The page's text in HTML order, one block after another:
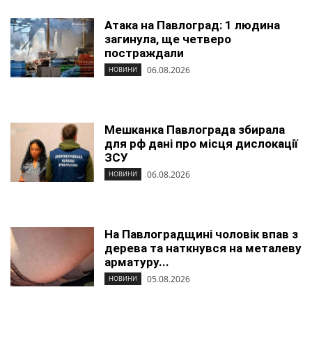
Атака на Павлоград: 1 людина
загинула, ще четверо
постраждали
НОВИНИ 06.08.2026
Мешканка Павлограда збирала
для рф дані про місця дислокації
ЗСУ
НОВИНИ 06.08.2026
На Павлоградщині чоловік впав з
дерева та наткнувся на металеву
арматуру...
НОВИНИ 05.08.2026